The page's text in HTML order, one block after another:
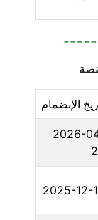
الإنضمام
2026-
2025-12-